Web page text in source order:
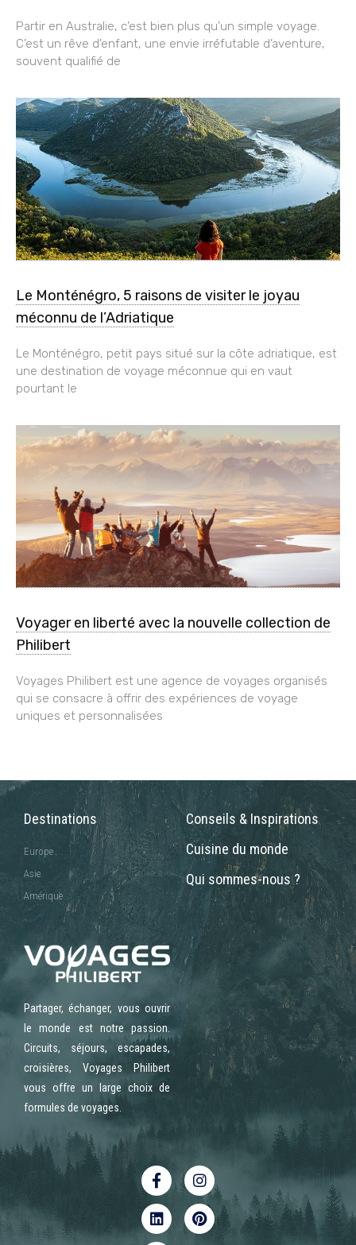
Partir en Australie, c’est bien plus qu’un simple voyage.
C’est un rêve d’enfant, une envie irréfutable d’aventure,
souvent qualifié de
Le Monténégro, 5 raisons de visiter le joyau
méconnu de l’Adriatique
Le Monténégro, petit pays situé sur la côte adriatique, est
une destination de voyage méconnue qui en vaut
pourtant le
Voyager en liberté avec la nouvelle collection de
Philibert
Voyages Philibert est une agence de voyages organisés
qui se consacre à offrir des expériences de voyage
uniques et personnalisées
Destinations
Europe
Asie
Amérique
Conseils & Inspirations
Cuisine du monde
Qui sommes-nous ?
Partager, échanger, vous ouvrir
le monde est notre passion.
Circuits, séjours, escapades,
croisières, Voyages Philibert
vous offre un large choix de
formules de voyages.